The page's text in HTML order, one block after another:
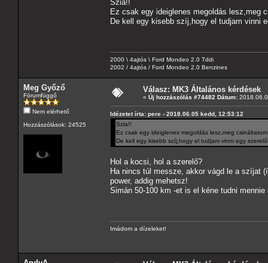
Szia!!
Ez csak egy ideiglenes megoldás lesz,meg
De kell egy kisebb szíj,hogy el tudjam vinni
2000 \ 4ajtós \ Ford Mondeo 2.0 Tddi
2002 / 4ajtós / Ford Mondeo 2.0 Benzines
Meg Győző
Fórumfüggő
Nem elérhető
Hozzászólások: 24525
Válasz: MK3 Általános kérdések
« Új hozzászólás #74482 Dátum:
Idézetet írta: pere - 2018.06.05 kedd, 12:53:12
Szia!!
Ez csak egy ideiglenes megoldás lesz,meg
De kell egy kisebb szíj,hogy el tudjam vinni egy
Hol a kocsi, hol a szerelő?
Ha nincs túl messze, akkor vágd le a szíjat
power, addig mehetsz!
Simán 50-100 km -et is el kéne tudni
Imádom a dízeleket!